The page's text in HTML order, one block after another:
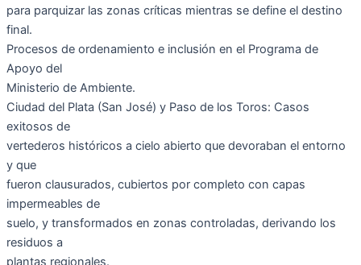
para parquizar las zonas críticas mientras se define el destino
final.
Procesos de ordenamiento e inclusión en el Programa de
Apoyo del
Ministerio de Ambiente.
Ciudad del Plata (San José) y Paso de los Toros: Casos
exitosos de
vertederos históricos a cielo abierto que devoraban el entorno
y que
fueron clausurados, cubiertos por completo con capas
impermeables de
suelo, y transformados en zonas controladas, derivando los
residuos a
plantas regionales.